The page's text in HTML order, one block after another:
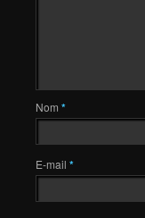
Nom *
E-mail *